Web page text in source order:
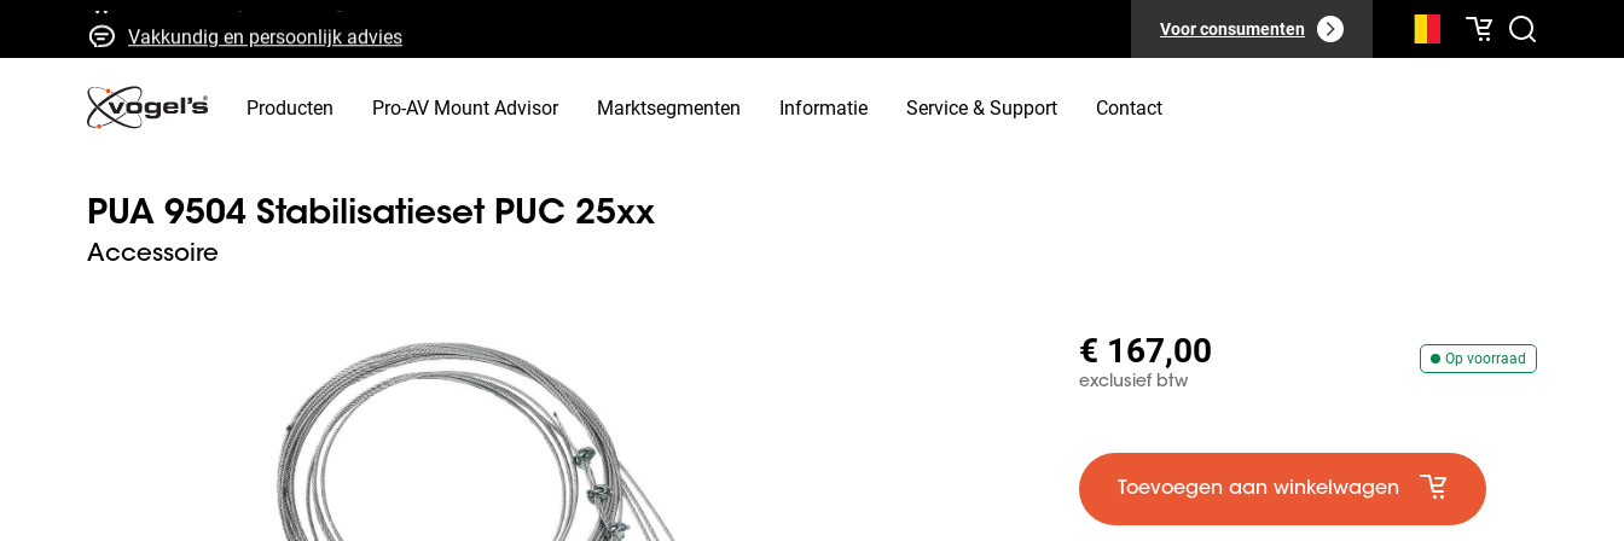
Vakkundig en persoonlijk advies
Snelle offertes en levering
Hoge kwaliteit gegarandeerd
Voor consumenten
Producten Pro-AV Mount Advisor Marktsegmenten Informatie Service & Support Contact
PUA 9504 Stabilisatieset PUC 25xx
Accessoire
Accepteer
Op voorraad
€ 167,00
exclusief btw
Toevoegen aan winkelwagen